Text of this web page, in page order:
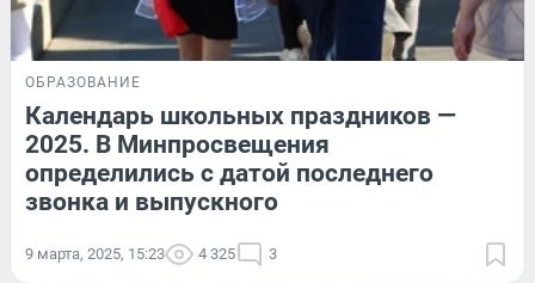
ОБРАЗОВАНИЕ
Календарь школьных праздников —
2025. В Минпросвещения
определились с датой последнего
звонка и выпускного
9 марта, 2025, 15:23 4 325 3